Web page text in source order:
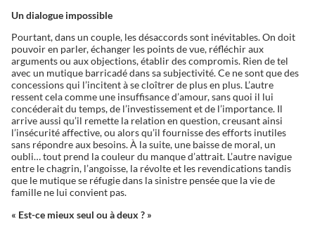
Un dialogue impossible
Pourtant, dans un couple, les désaccords sont inévitables. On doit
pouvoir en parler, échanger les points de vue, réfléchir aux
arguments ou aux objections, établir des compromis. Rien de tel
avec un mutique barricadé dans sa subjectivité. Ce ne sont que des
concessions qui l’incitent à se cloîtrer de plus en plus. L’autre
ressent cela comme une insuffisance d’amour, sans quoi il lui
concéderait du temps, de l’investissement et de l’importance. Il
arrive aussi qu’il remette la relation en question, creusant ainsi
l’insécurité affective, ou alors qu’il fournisse des efforts inutiles
sans répondre aux besoins. À la suite, une baisse de moral, un
oubli… tout prend la couleur du manque d’attrait. L’autre navigue
entre le chagrin, l’angoisse, la révolte et les revendications tandis
que le mutique se réfugie dans la sinistre pensée que la vie de
famille ne lui convient pas.
« Est-ce mieux seul ou à deux ? »